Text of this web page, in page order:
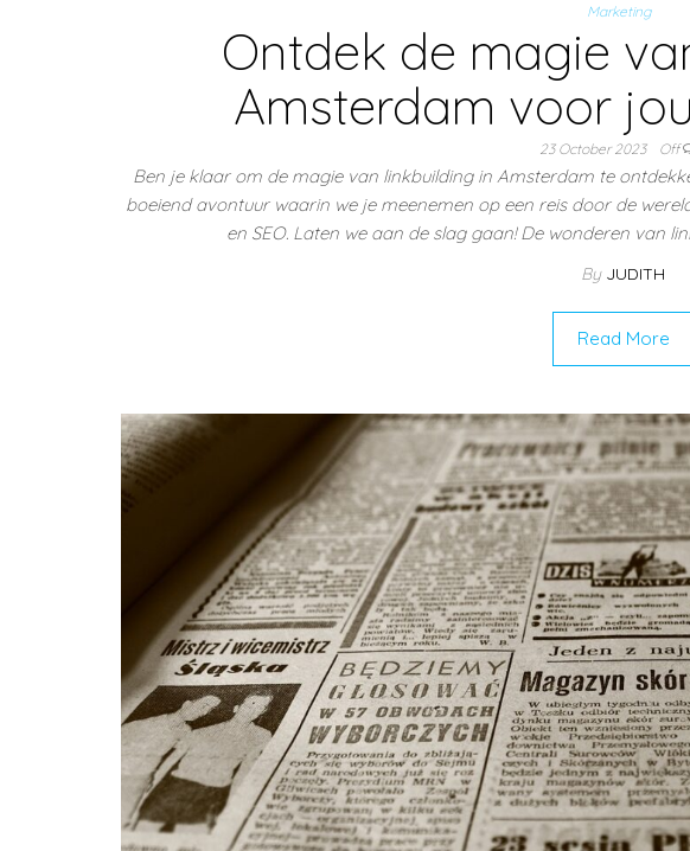
Marketing
Ontdek de magie
Amsterdam voor
23 October 2023 Off
Ben je klaar om de magie van linkbuilding in Amsterdam te
boeiend avontuur waarin we je meenemen op een reis door de
en SEO. Laten we aan de slag gaan! De wonderen van
By JUDITH
Read More